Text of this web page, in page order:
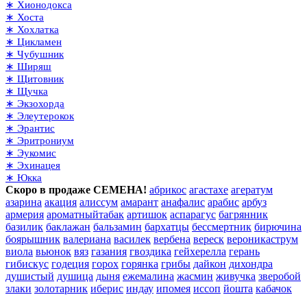
∗ Хионодокса
∗ Хоста
∗ Хохлатка
∗ Цикламен
∗ Чубушник
∗ Ширяш
∗ Щитовник
∗ Щучка
∗ Экзохорда
∗ Элеутерокок
∗ Эрантис
∗ Эритрониум
∗ Эукомис
∗ Эхинацея
∗ Юкка
Скоро в продаже СЕМЕНА! абрикос агастахе агератум
азарина акация алиссум амарант анафалис арабис арбуз
армерия ароматныйтабак артишок аспарагус багрянник
базилик баклажан бальзамин бархатцы бессмертник бирючина
боярышник валериана василек вербена вереск вероникаструм
виола вьюнок вяз газания гвоздика гейхерелла герань
гибискус годеция горох горянка грибы дайкон дихондра
душистый душица дыня ежемалина жасмин живучка зверобой
злаки золотарник иберис индау ипомея иссоп йошта кабачок